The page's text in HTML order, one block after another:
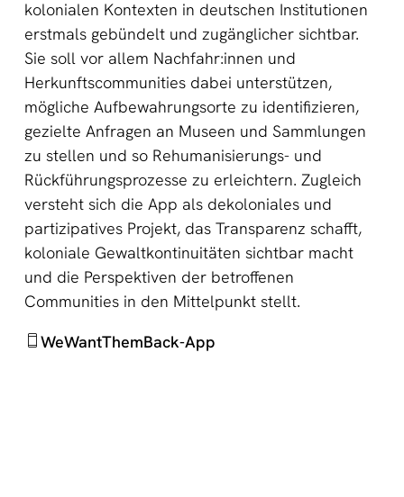
kolonialen Kontexten in deutschen Institutionen
erstmals gebündelt und zugänglicher sichtbar.
Sie soll vor allem Nachfahr:innen und
Herkunftscommunities dabei unterstützen,
mögliche Aufbewahrungsorte zu identifizieren,
gezielte Anfragen an Museen und Sammlungen
zu stellen und so Rehumanisierungs- und
Rückführungsprozesse zu erleichtern. Zugleich
versteht sich die App als dekoloniales und
partizipatives Projekt, das Transparenz schafft,
koloniale Gewaltkontinuitäten sichtbar macht
und die Perspektiven der betroffenen
Communities in den Mittelpunkt stellt.
WeWantThemBack-App